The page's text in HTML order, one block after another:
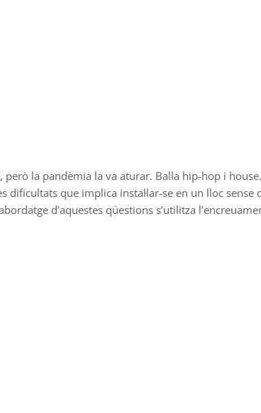
la pandèmia la va aturar. Balla hip-hop i
que implica instal·lar-se en un lloc sense
d’aquestes qüestions s’utilitza